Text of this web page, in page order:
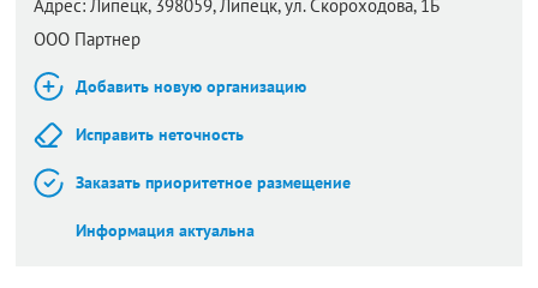
Адрес: Липецк, 398059, Липецк, ул. Скороходова, 1Б
ООО Партнер
Добавить новую организацию
Исправить неточность
Заказать приоритетное размещение
Информация актуальна